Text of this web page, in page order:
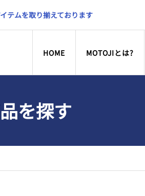
テムを取り揃えております
HOME MOTOJIとは?
を探す